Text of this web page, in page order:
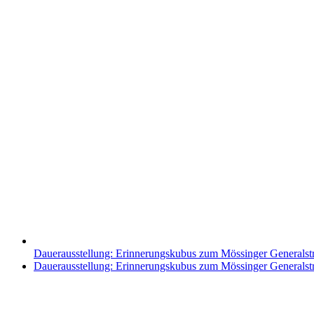
Dauerausstellung: Erinnerungskubus zum Mössinger
Nächster
Dauerausstellung: Erinnerungskubus zum Mössinger